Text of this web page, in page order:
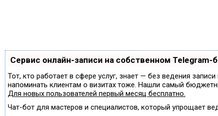
Сервис онлайн-записи на собственном Telegram-
Тот, кто работает в сфере услуг, знает — без ведения
напоминать клиентам о визитах тоже. Нашли самый
Для новых пользователей первый месяц бесплатно.
Чат-бот для мастеров и специалистов, который упрощает